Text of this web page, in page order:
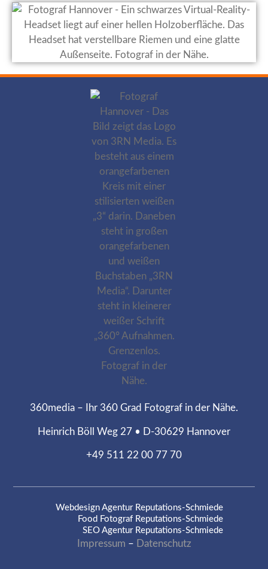
360media – Ihr 360 Grad Fotograf in der Nähe.
Heinrich Böll Weg 27 • D-30629 Hannover
+49 511 22 00 77 70
Webdesign Agentur Reputations-Schmiede
Food Fotograf Reputations-Schmiede
SEO Agentur Reputations-Schmiede
Impressum – Datenschutz